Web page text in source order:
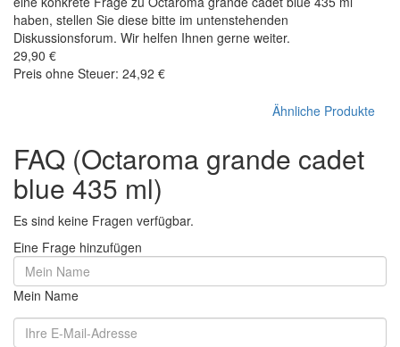
haben, stellen Sie diese bitte im untenstehenden
Diskussionsforum. Wir helfen Ihnen gerne weiter.
29,90 €
Preis ohne Steuer: 24,92 €
Ähnliche Produkte
FAQ (Octaroma grande cadet
blue 435 ml)
Es sind keine Fragen verfügbar.
Eine Frage hinzufügen
Mein Name